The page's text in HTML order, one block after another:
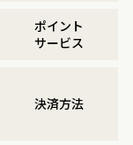
ポイント
サービス
決済方法